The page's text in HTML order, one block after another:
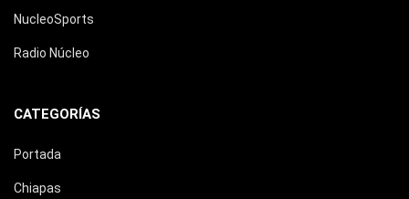
NucleoSports
Radio Núcleo
CATEGORÍAS
Portada
Chiapas